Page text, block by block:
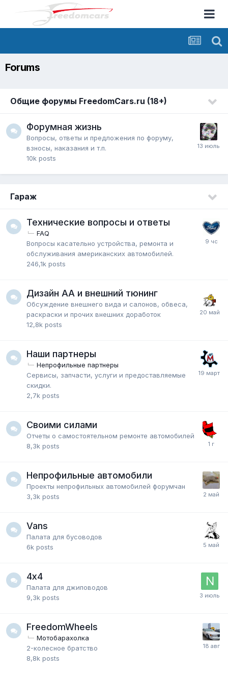
Forums
Общие форумы FreedomCars.ru (18+)
Форумная жизнь
Вопросы, ответы и предложения по форуму,
взносы, наказания и т.п.
10k posts
Гараж
Технические вопросы и ответы
FAQ
Вопросы касательно устройства, ремонта и
обслуживания американских автомобилей.
246,1k posts
Дизайн АА и внешний тюнинг
Обсуждение внешнего вида и салонов, обвеса,
раскраски и прочих внешних доработок
12,8k posts
Наши партнеры
Непрофильные партнеры
Сервисы, запчасти, услуги и предоставляемые
скидки.
2,7k posts
Своими силами
Отчеты о самостоятельном ремонте автомобилей
8,3k posts
Непрофильные автомобили
Проекты непрофильных автомобилей форумчан
3,3k posts
Vans
Палата для бусоводов
6k posts
4х4
Палата для джиповодов
9,3k posts
FreedomWheels
Мотобарахолка
2-колесное братство
8,8k posts